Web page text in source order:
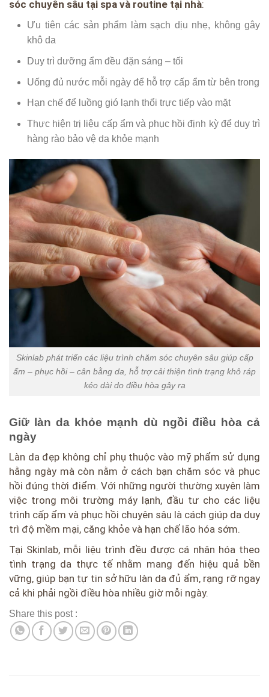
sóc chuyên sâu tại spa và routine tại nhà:
Ưu tiên các sản phẩm làm sạch dịu nhẹ, không gây
khô da
Duy trì dưỡng ẩm đều đặn sáng – tối
Uống đủ nước mỗi ngày để hỗ trợ cấp ẩm từ bên trong
Hạn chế để luồng gió lạnh thổi trực tiếp vào mặt
Thực hiện trị liệu cấp ẩm và phục hồi định kỳ để duy trì
hàng rào bảo vệ da khỏe mạnh
Skinlab phát triển các liệu trình chăm sóc chuyên sâu giúp cấp
ẩm – phục hồi – cân bằng da, hỗ trợ cải thiện tình trạng khô ráp
kéo dài do điều hòa gây ra
Giữ làn da khỏe mạnh dù ngồi điều hòa cả
ngày
Làn da đẹp không chỉ phụ thuộc vào mỹ phẩm sử dụng
hằng ngày mà còn nằm ở cách bạn chăm sóc và phục
hồi đúng thời điểm. Với những người thường xuyên làm
việc trong môi trường máy lạnh, đầu tư cho các liệu
trình cấp ẩm và phục hồi chuyên sâu là cách giúp da duy
trì độ mềm mại, căng khỏe và hạn chế lão hóa sớm.
Tại Skinlab, mỗi liệu trình đều được cá nhân hóa theo
tình trạng da thực tế nhằm mang đến hiệu quả bền
vững, giúp bạn tự tin sở hữu làn da đủ ẩm, rạng rỡ ngay
cả khi phải ngồi điều hòa nhiều giờ mỗi ngày.
Share this post :